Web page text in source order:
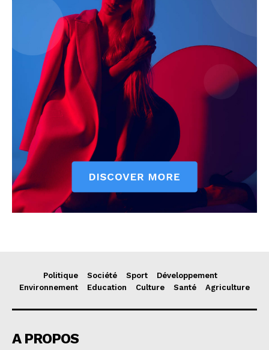
Politique Société Sport
Développement
Environnement
Education Culture Santé Agriculture
A PROPOS